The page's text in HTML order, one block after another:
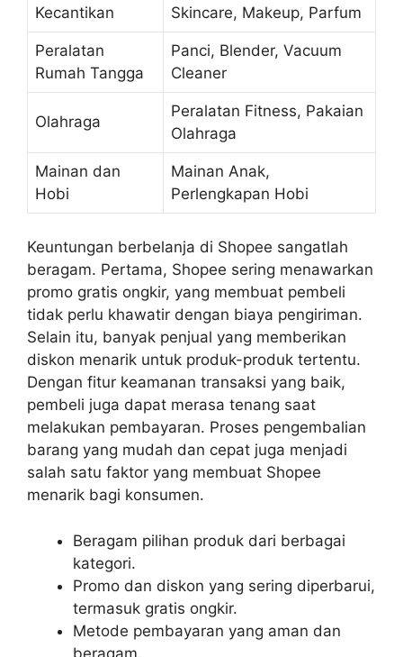
Kecantikan Skincare, Makeup, Parfum
Peralatan
Rumah Tangga
Panci, Blender, Vacuum
Cleaner
Olahraga
Peralatan Fitness, Pakaian
Olahraga
Mainan dan
Hobi
Mainan Anak,
Perlengkapan Hobi
Keuntungan berbelanja di Shopee sangatlah
beragam. Pertama, Shopee sering menawarkan
promo gratis ongkir, yang membuat pembeli
tidak perlu khawatir dengan biaya pengiriman.
Selain itu, banyak penjual yang memberikan
diskon menarik untuk produk-produk tertentu.
Dengan fitur keamanan transaksi yang baik,
pembeli juga dapat merasa tenang saat
melakukan pembayaran. Proses pengembalian
barang yang mudah dan cepat juga menjadi
salah satu faktor yang membuat Shopee
menarik bagi konsumen.
Beragam pilihan produk dari berbagai
kategori.
Promo dan diskon yang sering diperbarui,
termasuk gratis ongkir.
Metode pembayaran yang aman dan
beragam.